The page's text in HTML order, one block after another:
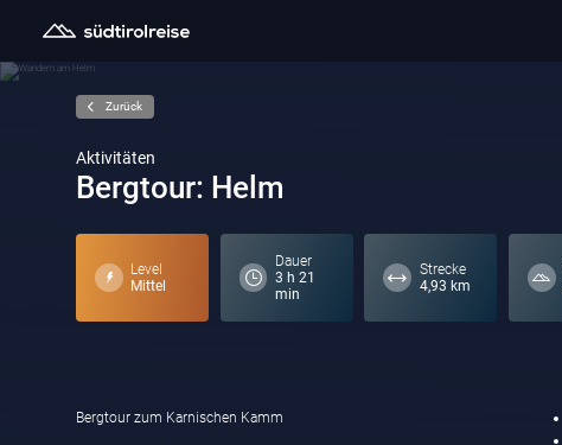
Zurück
Aktivitäten
Bergtour: Helm
Level
Mittel
Dauer
3 h 21
min
Strecke
4,93 km
Bergtour zum Karnischen Kamm